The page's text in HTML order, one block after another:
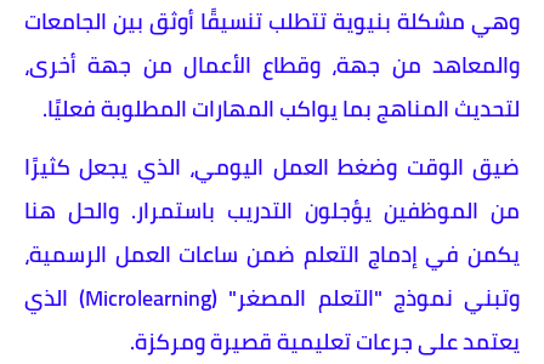
وهي مشكلة بنيوية تتطلب تنسيقًا أوثق بين الجامعات
والمعاهد من جهة، وقطاع الأعمال من جهة أخرى،
لتحديث المناهج بما يواكب المهارات المطلوبة فعليًا.
ضيق الوقت وضغط العمل اليومي، الذي يجعل كثيرًا
من الموظفين يؤجلون التدريب باستمرار. والحل هنا
يكمن في إدماج التعلم ضمن ساعات العمل الرسمية،
وتبني نموذج "التعلم المصغر" (Microlearning) الذي
يعتمد على جرعات تعليمية قصيرة ومركزة.